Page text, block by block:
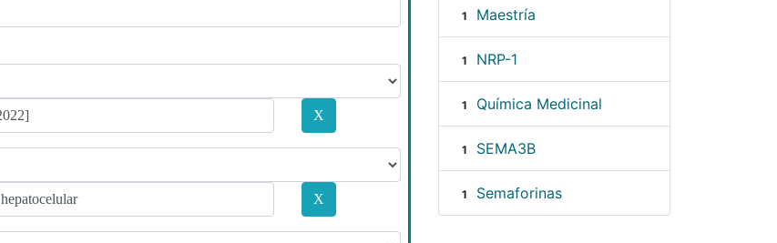
1 Maestría
1 NRP-1
1 Química Medicinal
1 SEMA3B
1 Semaforinas